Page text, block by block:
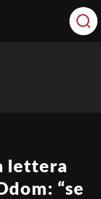
lettera
“se